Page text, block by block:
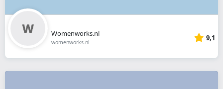
Womenworks.nl
womenworks.nl 9,1